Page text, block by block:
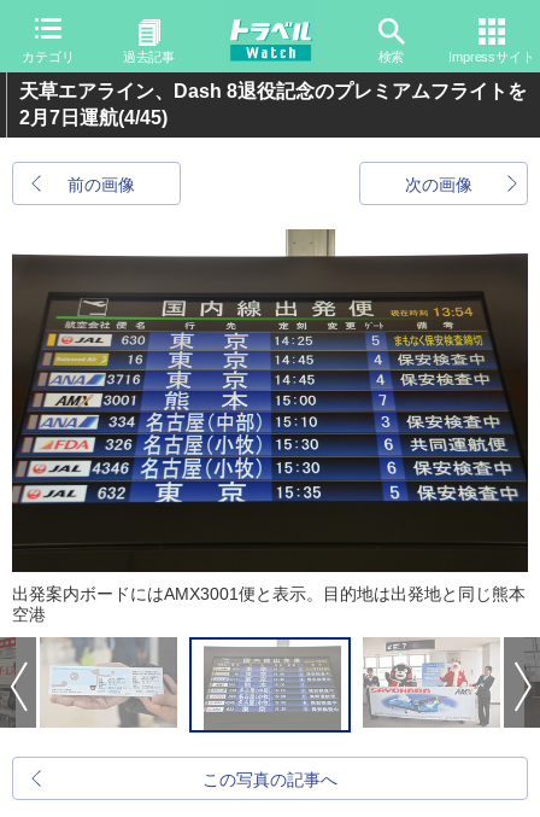
カテゴリ 過去記事 検索 Impressサイト
天草エアライン、Dash 8退役記念のプレミアムフライトを
2月7日運航(4/45)
前の画像 次の画像
出発案内ボードにはAMX3001便と表示。目的地は出発地と同じ熊本
空港
この写真の記事へ